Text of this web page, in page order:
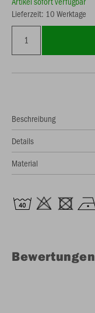
Lieferzeit: 10 Werktage
Beschreibung
Details
Material
Bewertungen